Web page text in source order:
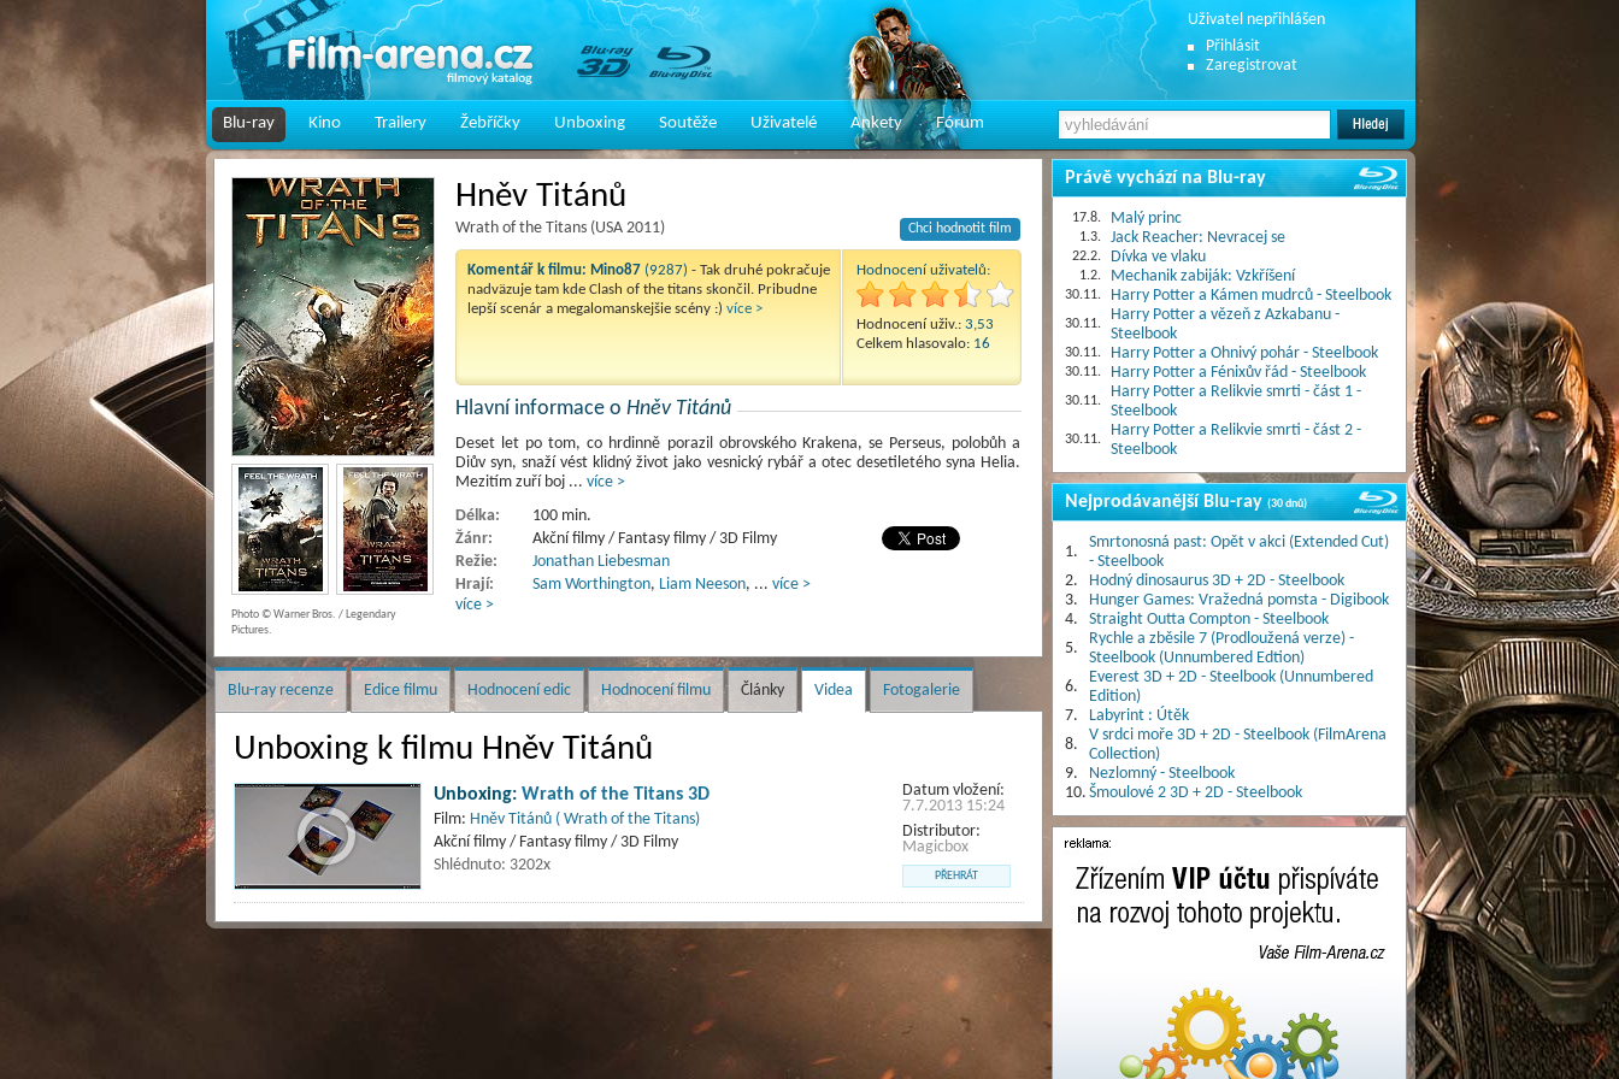
Uživatel nepřihlášen
Přihlásit
Zaregistrovat
Blu-ray Kino Trailery Žebříčky Unboxing Soutěže Uživatelé Ankety Fórum
Hněv Titánů
Wrath of the Titans (USA 2011) Chci hodnotit film
Komentář k filmu: Mino87 (9287) - Tak druhé pokračuje
nadväzuje tam kde Clash of the titans skončil. Pribudne
lepší scenár a megalomanskejšie scény :) více >
Hodnocení uživatelů:
Hodnocení uživ.: 3,53
Celkem hlasovalo: 16
Hlavní informace o Hněv Titánů
Deset let po tom, co hrdinně porazil obrovského Krakena, se Perseus, polobůh a
Diův syn, snaží vést klidný život jako vesnický rybář a otec desetiletého syna Helia.
Mezitím zuří boj ... více >
Délka:
100 min.
Žánr:
Akční filmy / Fantasy filmy / 3D Filmy
Režie:
Jonathan Liebesman
Hrají:
Sam Worthington, Liam Neeson, ... více >
více >
Photo © Warner Bros. / Legendary
Pictures.
Blu-ray recenze Edice filmu Hodnocení edic Hodnocení filmu Články Videa Fotogalerie
Unboxing k filmu Hněv Titánů
Unboxing: Wrath of the Titans 3D
Film: Hněv Titánů ( Wrath of the Titans)
Akční filmy / Fantasy filmy / 3D Filmy
Shlédnuto: 3202x
Datum vložení:
7.7.2013 15:24
Distributor:
Magicbox
PŘEHRÁT
Právě vychází na Blu-ray
17.8. Malý princ
1.3. Jack Reacher: Nevracej se
22.2. Dívka ve vlaku
1.2. Mechanik zabiják: Vzkříšení
30.11. Harry Potter a Kámen mudrců - Steelbook
30.11.
Harry Potter a vězeň z Azkabanu -
Steelbook
30.11. Harry Potter a Ohnivý pohár - Steelbook
30.11. Harry Potter a Fénixův řád - Steelbook
30.11.
Harry Potter a Relikvie smrti - část 1 -
Steelbook
30.11.
Harry Potter a Relikvie smrti - část 2 -
Steelbook
Nejprodávanější Blu-ray(30 dnů)
1.
Smrtonosná past: Opět v akci (Extended Cut)
- Steelbook
2.
Hodný dinosaurus 3D + 2D - Steelbook
3.
Hunger Games: Vražedná pomsta - Digibook
4.
Straight Outta Compton - Steelbook
5.
Rychle a zběsile 7 (Prodloužená verze) -
Steelbook (Unnumbered Edtion)
6.
Everest 3D + 2D - Steelbook (Unnumbered
Edition)
7.
Labyrint : Útěk
8.
V srdci moře 3D + 2D - Steelbook (FilmArena
Collection)
9.
Nezlomný - Steelbook
10. Šmoulové 2 3D + 2D - Steelbook